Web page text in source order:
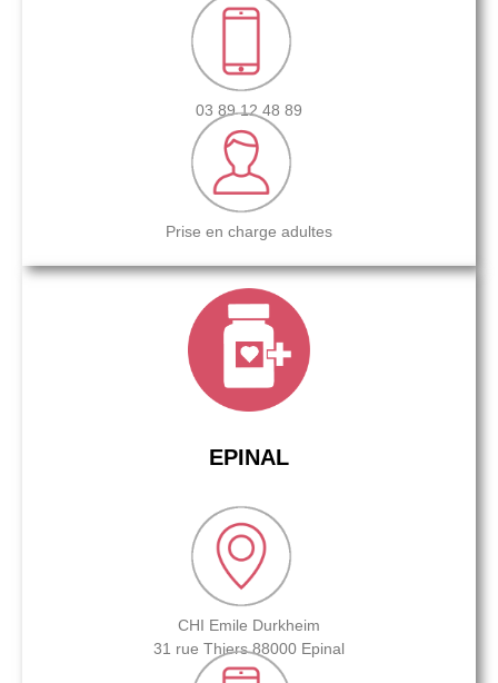
03 89 12 48 89
Prise en charge adultes
EPINAL
CHI Emile Durkheim
31 rue Thiers 88000 Epinal